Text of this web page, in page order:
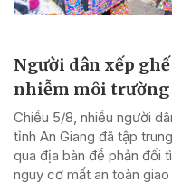
Người dân xếp
nhiễm môi trường
Chiều 5/8, nhiều người
tỉnh An Giang đã tập
qua địa bàn để phản đối
nguy cơ mất an toàn